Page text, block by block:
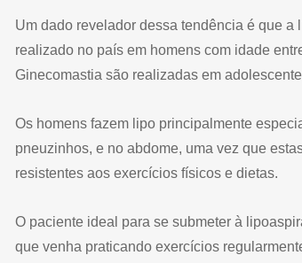
Um dado revelador dessa tendência é que
realizado no país em homens com idade
Ginecomastia são realizadas em
Os homens fazem lipo principalmente
pneuzinhos, e no abdome, uma vez que
resistentes aos exercícios físicos e dietas.
O paciente ideal para se submeter à
que venha praticando exercícios